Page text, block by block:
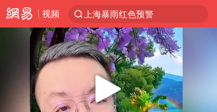
视频
上海暴雨红色预警